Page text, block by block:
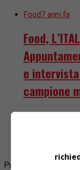
Food7 anni fa
Food,
e
campione
Uno dei
Festival. Dopo
arriva la
Pubblicità